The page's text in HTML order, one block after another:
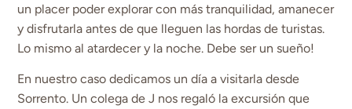
un placer poder explorar con más tranquilidad, amanecer
y disfrutarla antes de que lleguen las hordas de turistas.
Lo mismo al atardecer y la noche. Debe ser un sueño!
En nuestro caso dedicamos un día a visitarla desde
Sorrento. Un colega de J nos regaló la excursión que